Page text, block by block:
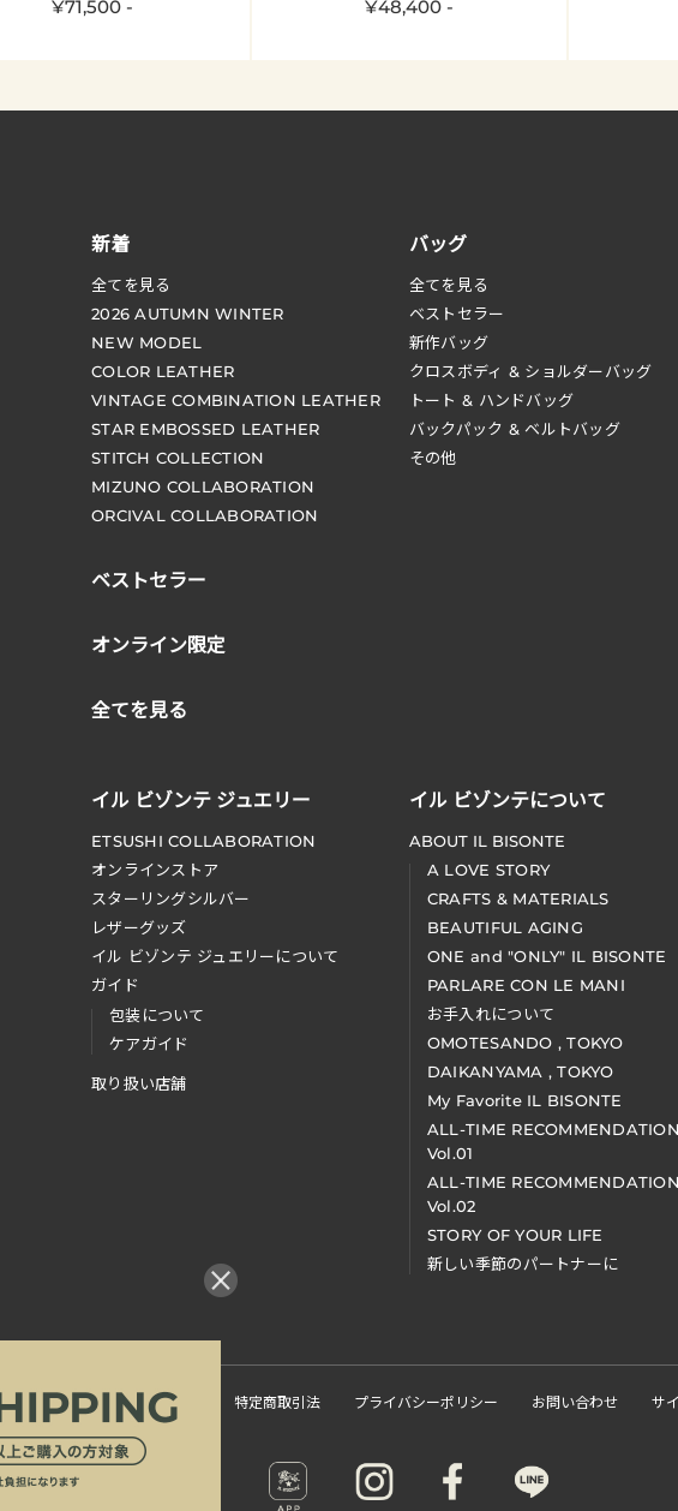
¥71,500 - ¥48,400 -
新着
全てを見る
2026 AUTUMN WINTER
NEW MODEL
COLOR LEATHER
VINTAGE COMBINATION LEATHER
STAR EMBOSSED LEATHER
STITCH COLLECTION
MIZUNO COLLABORATION
ORCIVAL COLLABORATION
ベストセラー
オンライン限定
全てを見る
バッグ
全てを見る
ベストセラー
新作バッグ
クロスボディ & ショルダーバッグ
トート & ハンドバッグ
バックパック & ベルトバッグ
その他
イル ビゾンテ ジュエリー
ETSUSHI COLLABORATION
オンラインストア
スターリングシルバー
レザーグッズ
イル ビゾンテ ジュエリーについて
ガイド
包装について
ケアガイド
取り扱い店舗
イル ビゾンテについて
ABOUT IL BISONTE
A LOVE STORY
CRAFTS & MATERIALS
BEAUTIFUL AGING
ONE and "ONLY" IL BISONTE
PARLARE CON LE MANI
お手入れについて
OMOTESANDO , TOKYO
DAIKANYAMA , TOKYO
My Favorite IL BISONTE
ALL-TIME
Vol.01
ALL-TIME
Vol.02
STORY OF YOUR LIFE
新しい季節のパートナーに
ご利用ガイド よくある質問 特定商取引法 プライバシーポリシー お問い合わせ サ